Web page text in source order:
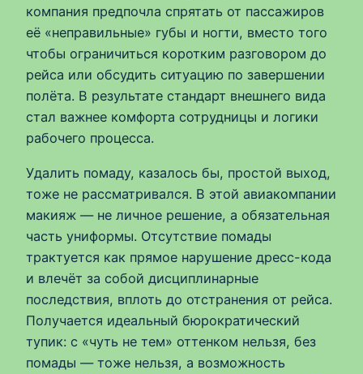
компания предпочла спрятать от пассажиров
её «неправильные» губы и ногти, вместо того
чтобы ограничиться коротким разговором до
рейса или обсудить ситуацию по завершении
полёта. В результате стандарт внешнего вида
стал важнее комфорта сотрудницы и логики
рабочего процесса.
Удалить помаду, казалось бы, простой выход,
тоже не рассматривался. В этой авиакомпании
макияж — не личное решение, а обязательная
часть униформы. Отсутствие помады
трактуется как прямое нарушение дресс-кода
и влечёт за собой дисциплинарные
последствия, вплоть до отстранения от рейса.
Получается идеальный бюрократический
тупик: с «чуть не тем» оттенком нельзя, без
помады — тоже нельзя, а возможность